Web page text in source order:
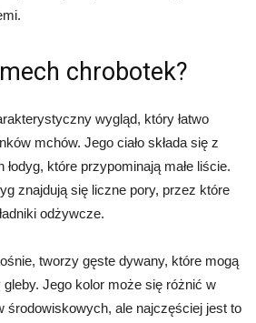
chrobotek?
wygląd, który łatwo
mchów. Jego ciało składa się z
łodyg, które przypominają małe liście.
znajdują się liczne pory, przez które
odżywcze.
tworzy gęste dywany, które mogą
Jego kolor może się różnić w
środowiskowych, ale najczęściej jest to